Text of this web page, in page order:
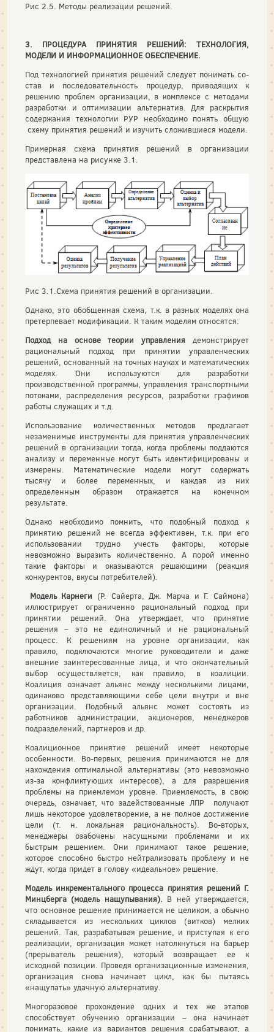
Рис 2.5. Методы реализации решений.
3. ПРОЦЕДУРА ПРИНЯТИЯ РЕШЕНИЙ: ТЕХНОЛОГИЯ,
МОДЕЛИ И ИНФОРМАЦИОННОЕ ОБЕСПЕЧЕНИЕ.
Под технологией принятия решений следует понимать со­
став и последовательность процедур, приводящих к
решению проблем организации, в комплексе с методами
разработки и оптимизации альтернатив. Для раскрытия
содержания технологии РУР необходимо понять общую
схему принятия решений и изучить сложившиеся модели.
Примерная схема принятия решений в организации
представлена на рисунке 3.1.
Рис 3.1.Схема принятия решений в организации.
Однако, это обобщенная схема, т.к. в разных моделях она
претерпевает модификации. К таким моделям относятся:
Подход на основе теории управления демонстрирует
рациональный подход при принятии управленческих
решений, основанный на точных науках и математических
моделях. Они используются для разработки
производственной программы, управления транспортными
потоками, распределения ресурсов, разработки графиков
работы служащих и т.д.
Использование количественных методов предлагает
незаменимые инструменты для принятия управленческих
решений в организации тогда, когда проблемы поддаются
анализу и переменные могут быть идентифицированы и
измерены. Математические модели могут содержать
тысячу и более переменных, и каждая из них
определенным образом отражается на конечном
результате.
Однако необходимо помнить, что подобный подход к
принятию решений не всегда эффективен, т.к. при его
использовании трудно учесть факторы, которые
невозможно выразить количественно. А порой именно
такие факторы и оказываются решающими (реакция
конкурентов, вкусы потребителей).
Модель Карнеги (Р. Сайерта, Дж. Марча и Г. Саймона)
иллюстрирует ограниченно рациональный подход при
принятии решений. Она утверждает, что принятие
решения – это не единоличный и не рациональный
процесс. К решениям на уровне организации, как
правило, подключаются многие руководители и даже
внешние заинтересованные лица, и что окончательный
выбор осуществляется, как правило, в коалиции.
Коалиция означает альянс между несколькими лицами,
одинаково представляющими себе цели внутри и вне
организации. Подобный альянс может состоять из
работников администрации, акционеров, менеджеров
подразделений, партнеров и др.
Коалиционное принятие решений имеет некоторые
особенности. Во-первых, решения принимаются не для
нахождения оптимальной альтернативы (это невозможно
из-за конфликтующих интересов), а для разрешения
проблемы на приемлемом уровне. Приемлемость, в свою
очередь, означает, что задействованные ЛПР получают
лишь некоторое удовлетворение, а не полное достижение
цели (т. н. локальная рациональность). Во-вторых,
менеджеры озабочены насущными проблемами и их
быстрым решением. Они принимают такое решение,
которое способно быстро нейтрализовать проблему и не
ждут, когда придет в голову «идеальное» решение.
Модель инкрементального процесса принятия решений Г.
Минцберга (модель нащупывания). В ней утверждается,
что основное решение принимается не целиком, а обычно
складывается из нескольких циклов (витков) мелких
решений. Так, разрабатывая решение, и приступая к его
реализации, организация может натолкнуться на барьер
(прерыватель решения), который возвращает ее к
исходной позиции. Проведя организационные изменения,
организация снова начинает цикл, как бы пытаясь
«нащупать» удачную альтернативу.
Многоразовое прохождение одних и тех же этапов
способствует обучению организации – она начинает
понимать, какие из вариантов решения срабатывают, а